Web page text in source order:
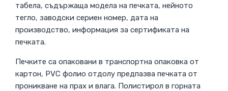
табела, съдържаща модела на печката, нейното
тегло, заводски сериен номер, дата на
производство, информация за сертификата на
печката.
Печките са опаковани в транспортна опаковка от
картон, PVC фолио отдолу предпазва печката от
проникване на прах и влага. Полистирол в горната